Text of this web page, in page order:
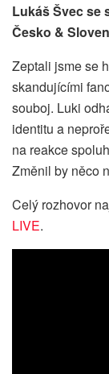
Lukáš Švec se
Česko &
Zeptali jsme se
skandujícími
souboj. Luki
identitu a
na reakce
Změnil by něco
Celý rozhovor
LIVE.